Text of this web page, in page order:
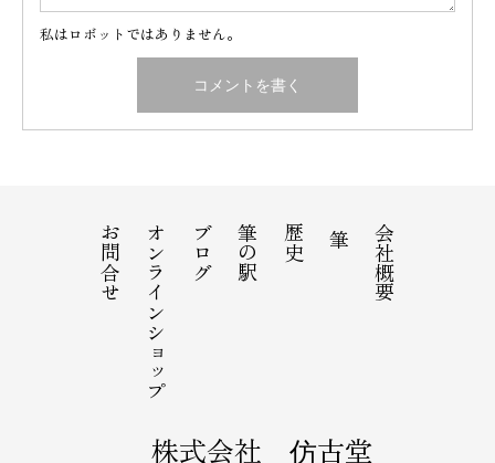
私はロボットではありません。
会社概要
筆
歴史
筆の駅
ブログ
オンラインショップ
お問合せ
株式会社 仿古堂